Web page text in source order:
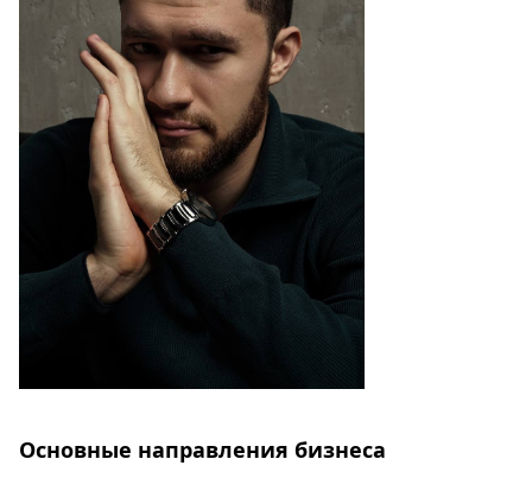
Основные направления бизнеса